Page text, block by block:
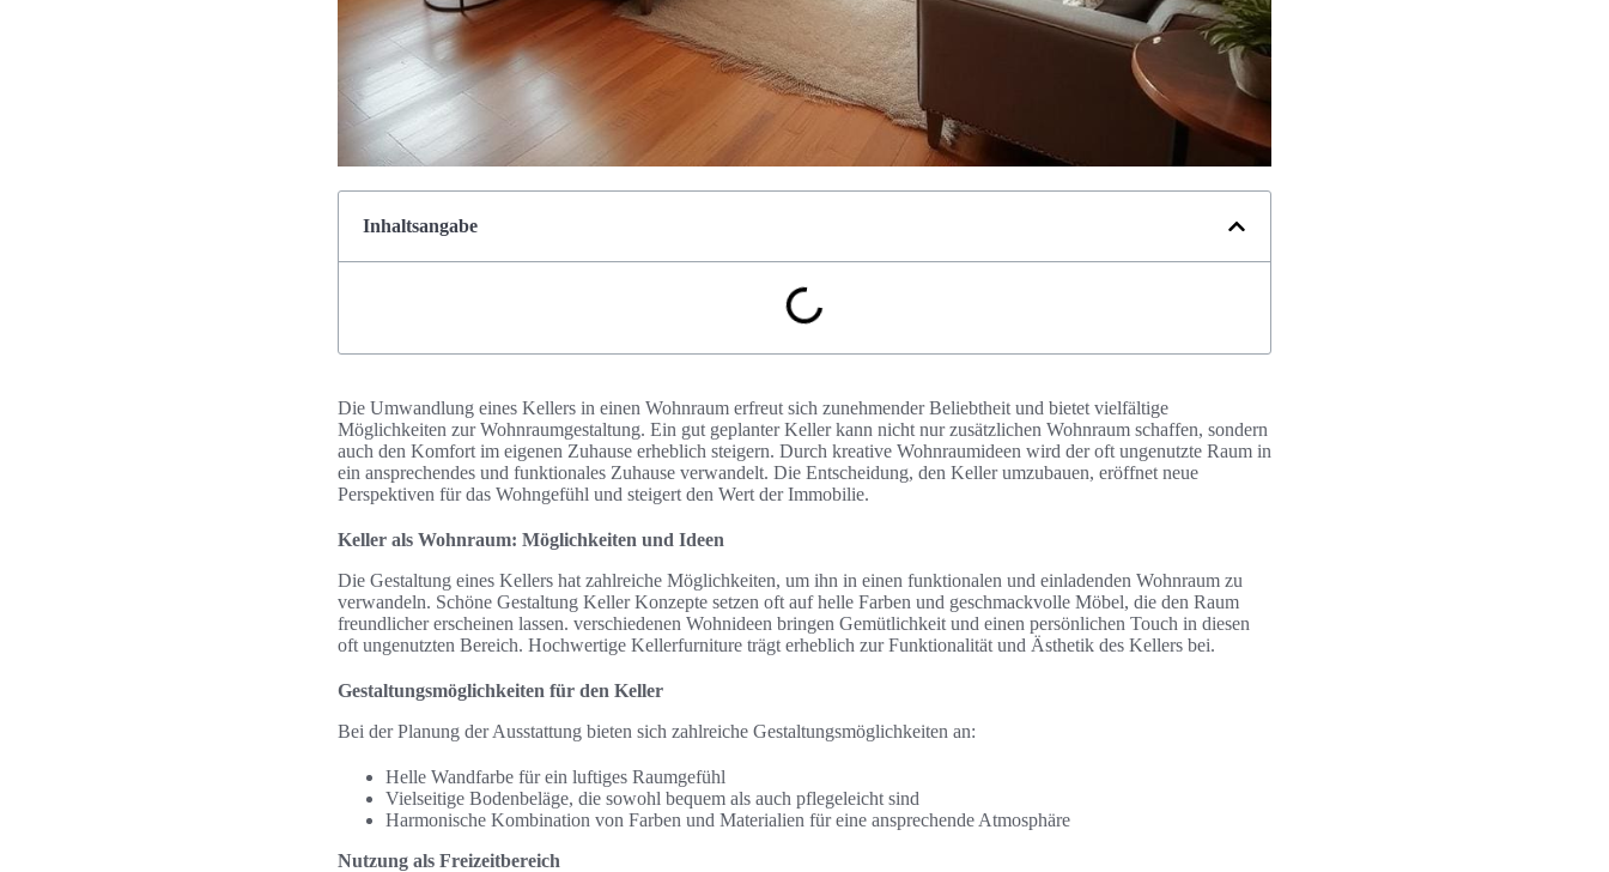
Inhaltsangabe
Die Umwandlung eines Kellers in einen Wohnraum erfreut sich zunehmender Beliebtheit und bietet vielfältige
Möglichkeiten zur Wohnraumgestaltung. Ein gut geplanter Keller kann nicht nur zusätzlichen Wohnraum schaffen, sondern
auch den Komfort im eigenen Zuhause erheblich steigern. Durch kreative Wohnraumideen wird der oft ungenutzte Raum in
ein ansprechendes und funktionales Zuhause verwandelt. Die Entscheidung, den Keller umzubauen, eröffnet neue
Perspektiven für das Wohngefühl und steigert den Wert der Immobilie.
Keller als Wohnraum: Möglichkeiten und Ideen
Die Gestaltung eines Kellers hat zahlreiche Möglichkeiten, um ihn in einen funktionalen und einladenden Wohnraum zu
verwandeln. Schöne Gestaltung Keller Konzepte setzen oft auf helle Farben und geschmackvolle Möbel, die den Raum
freundlicher erscheinen lassen. verschiedenen Wohnideen bringen Gemütlichkeit und einen persönlichen Touch in diesen
oft ungenutzten Bereich. Hochwertige Kellerfurniture trägt erheblich zur Funktionalität und Ästhetik des Kellers bei.
Gestaltungsmöglichkeiten für den Keller
Bei der Planung der Ausstattung bieten sich zahlreiche Gestaltungsmöglichkeiten an:
Helle Wandfarbe für ein luftiges Raumgefühl
Vielseitige Bodenbeläge, die sowohl bequem als auch pflegeleicht sind
Harmonische Kombination von Farben und Materialien für eine ansprechende Atmosphäre
Nutzung als Freizeitbereich